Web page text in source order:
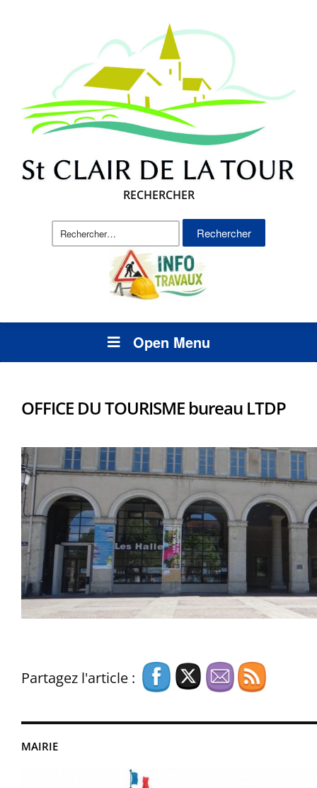
RECHERCHER
Rechercher :
Open Menu
MAIRIE
OFFICE DU TOURISME bureau LTDP
Partagez l'article :